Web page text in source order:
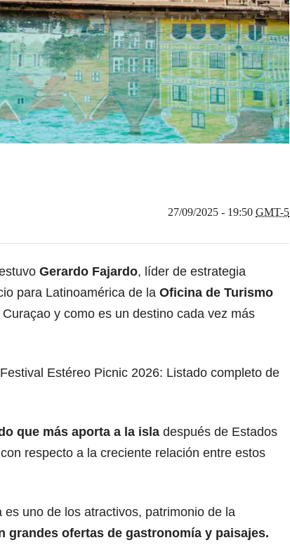
27/09/2025 - 19:50 GMT-5
Gerardo Fajardo, líder de estrategia
para Latinoamérica de la Oficina de Turismo
y como es un destino cada vez más
Estéreo Picnic 2026: Listado completo de
que más aporta a la isla después de Estados
respecto a la creciente relación entre estos
es uno de los atractivos, patrimonio de la
grandes ofertas de gastronomía y paisajes.